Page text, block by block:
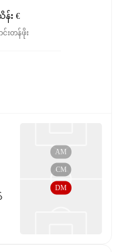
န်း €
င်းတန်ဖိုး
DM
CM
AM